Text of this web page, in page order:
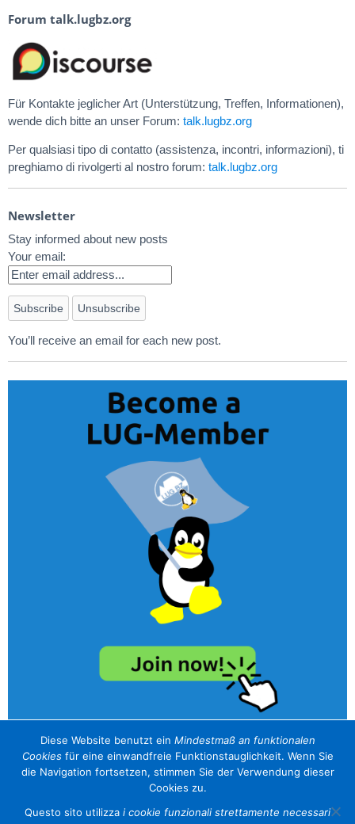
Forum talk.lugbz.org
Für Kontakte jeglicher Art (Unterstützung, Treffen, Informationen),
wende dich bitte an unser Forum: talk.lugbz.org
Per qualsiasi tipo di contatto (assistenza, incontri, informazioni), ti
preghiamo di rivolgerti al nostro forum: talk.lugbz.org
Newsletter
Stay informed about new posts
Your email:
You’ll receive an email for each new post.
unser Sponsor / il nostro sponsor
Diese Website benutzt ein Mindestmaß an funktionalen
Cookiesfür eine einwandfreie Funktionstauglichkeit. Wenn Sie
die Navigation fortsetzen, stimmen Sie der Verwendung dieser
Cookies zu.
Questo sito utilizza i cookie funzionali strettamente necessari